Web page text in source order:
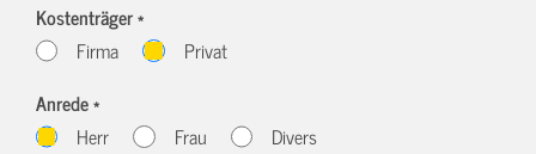
Kostenträger *
Firma
Privat
Anrede *
Herr
Frau Divers